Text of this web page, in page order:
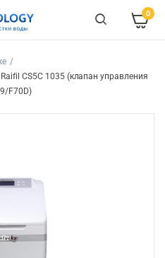
0
СS5C 1035 (клапан управления
F70D)